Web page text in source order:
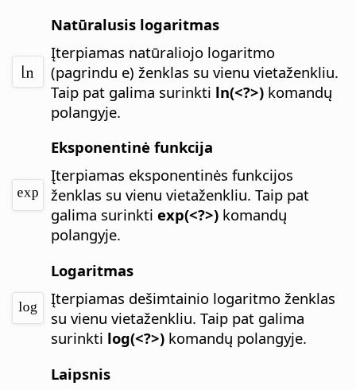
Natūralusis logaritmas
Įterpiamas natūraliojo logaritmo
(pagrindu e) ženklas su vienu vietaženkliu.
Taip pat galima surinkti ln(<?>) komandų
polangyje.
Eksponentinė funkcija
Įterpiamas eksponentinės funkcijos
ženklas su vienu vietaženkliu. Taip pat
galima surinktiexp(<?>) komandų
polangyje.
Logaritmas
Įterpiamas dešimtainio logaritmo ženklas
su vienu vietaženkliu. Taip pat galima
surinkti log(<?>) komandų polangyje.
Laipsnis